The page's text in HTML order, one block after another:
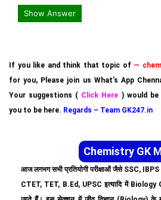
Show Answer
If you like and think that topic of —
for you, Please join us What’s App
Your suggestions ( Click Here ) would
you to be here. Regards – Team GK247.in
Chemistry GK
आज लगभग सभी प्रतियोगी परीक्षाओं जैसे SSC,
CTET, TET, B.Ed, UPSC इत्यादि में Biology